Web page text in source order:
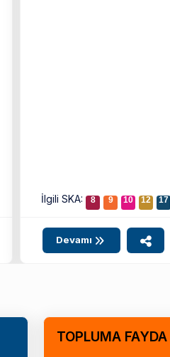
İlgili SKA: 8 9 10 12 17
Devamı
TOPLUMA FAYDA